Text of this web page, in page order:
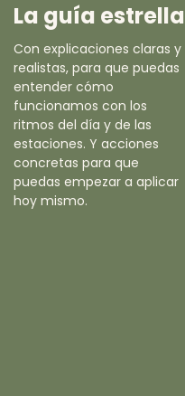
La guía estrella
Con explicaciones claras y
realistas, para que puedas
entender cómo
funcionamos con los
ritmos del día y de las
estaciones. Y acciones
concretas para que
puedas empezar a aplicar
hoy mismo.